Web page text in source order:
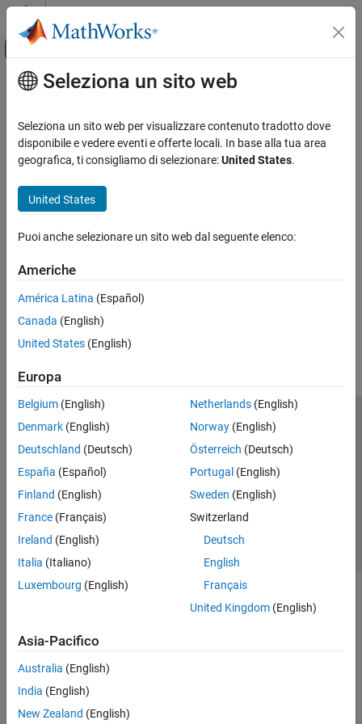
Vai al contenuto
Attiva/disattiva menu di navigazione
Pagina iniziale della documentazione
Contenuto principale
Seleziona un sito web
Seleziona un sito web per visualizzare contenuto tradotto dove
disponibile e vedere eventi e offerte locali. In base alla tua area
geografica, ti consigliamo di selezionare:United States.
United States
Puoi anche selezionare un sito web dal seguente elenco:
Americhe
América Latina (Español)
Canada (English)
United States (English)
Europa
Belgium (English)
Denmark (English)
Deutschland (Deutsch)
España (Español)
Finland (English)
France (Français)
Ireland (English)
Italia (Italiano)
Luxembourg (English)
Netherlands(English)
Norway(English)
Österreich (Deutsch)
Portugal (English)
Sweden (English)
Switzerland
Deutsch
English
Français
United Kingdom(English)
Asia-Pacifico
Australia (English)
India (English)
New Zealand (English)
Centro di fiducia
Informativa sulla privacy
Antipirateria
Stato dell'applicazione
Contatti
© 1994-2026 The MathWorks, Inc.